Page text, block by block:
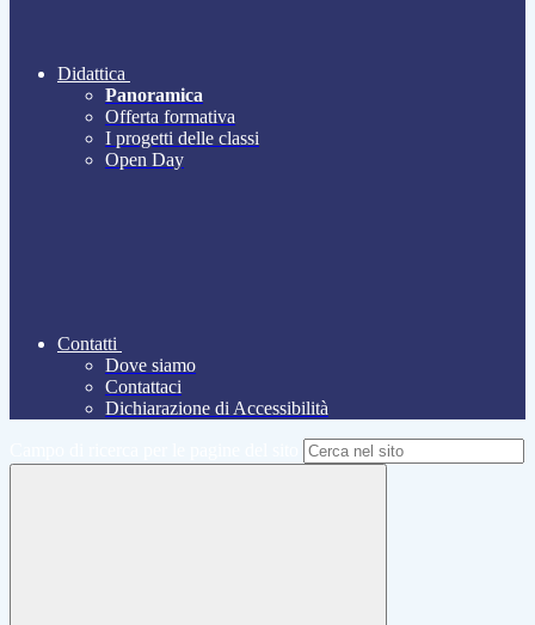
Didattica
Panoramica
Offerta formativa
I progetti delle classi
Open Day
Contatti
Dove siamo
Contattaci
Dichiarazione di Accessibilità